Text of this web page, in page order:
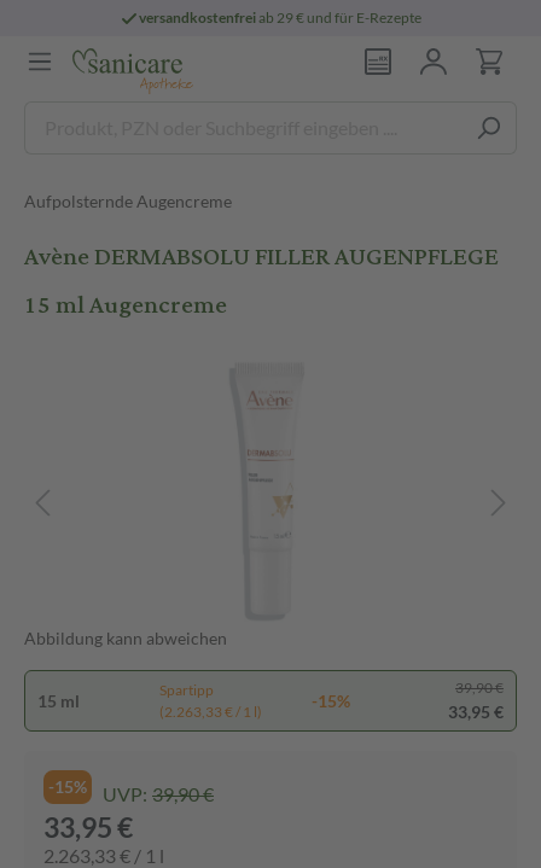
versandkostenfreiab 29 € und für E-Rezepte
Aufpolsternde Augencreme
Avène DERMABSOLU FILLER AUGENPFLEGE
15 ml Augencreme
Abbildung kann abweichen
15 ml
Spartipp
(2.263,33 € / 1 l)
-15%
39,90 €
33,95 €
-15% UVP: 39,90 €
33,95 €
2.263,33 € / 1 l